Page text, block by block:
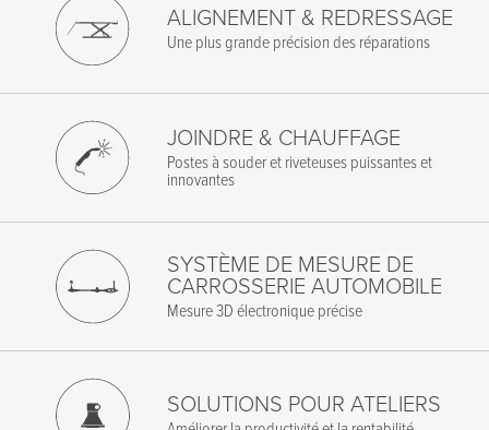
ALIGNEMENT & REDRESSAGE
Une plus grande précision des réparations
JOINDRE & CHAUFFAGE
Postes à souder et riveteuses puissantes et
innovantes
SYSTÈME DE MESURE DE
CARROSSERIE AUTOMOBILE
Mesure 3D électronique précise
SOLUTIONS POUR ATELIERS